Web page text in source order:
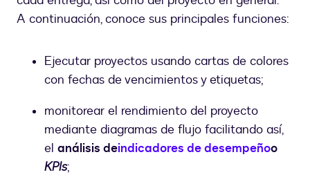
A continuación, conoce sus principales funciones:
Ejecutar proyectos usando cartas de colores
con fechas de vencimientos y etiquetas;
monitorear el rendimiento del proyecto
mediante diagramas de flujo facilitando así,
el análisis deindicadores de desempeñoo
KPIs;